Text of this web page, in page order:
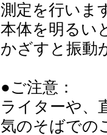
測定を行いま
本体を明るい
かざすと振動
●ご注意：
ライターや、
気のそばでの